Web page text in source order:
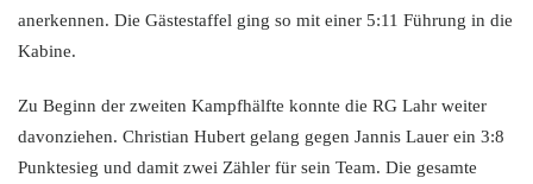
anerkennen. Die Gästestaffel ging so mit einer 5:11 Führung in die
Kabine.
Zu Beginn der zweiten Kampfhälfte konnte die RG Lahr weiter
davonziehen. Christian Hubert gelang gegen Jannis Lauer ein 3:8
Punktesieg und damit zwei Zähler für sein Team. Die gesamte